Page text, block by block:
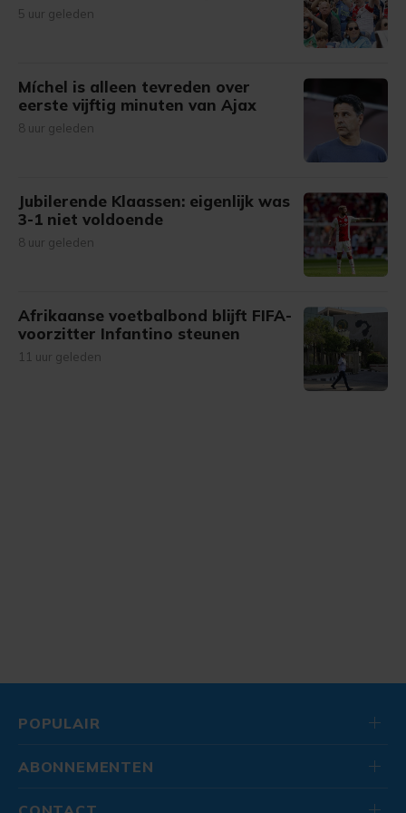
5 uur geleden
Míchel is alleen tevreden over
eerste vijftig minuten van Ajax
8 uur geleden
Jubilerende Klaassen: eigenlijk was
3-1 niet voldoende
8 uur geleden
Afrikaanse voetbalbond blijft FIFA-
voorzitter Infantino steunen
11 uur geleden
POPULAIR
ABONNEMENTEN